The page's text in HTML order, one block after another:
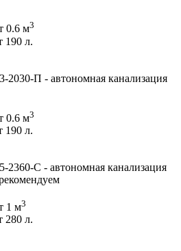
0.6 м3
190 л.
0.6 м3
190 л.
1 м3
280 л.